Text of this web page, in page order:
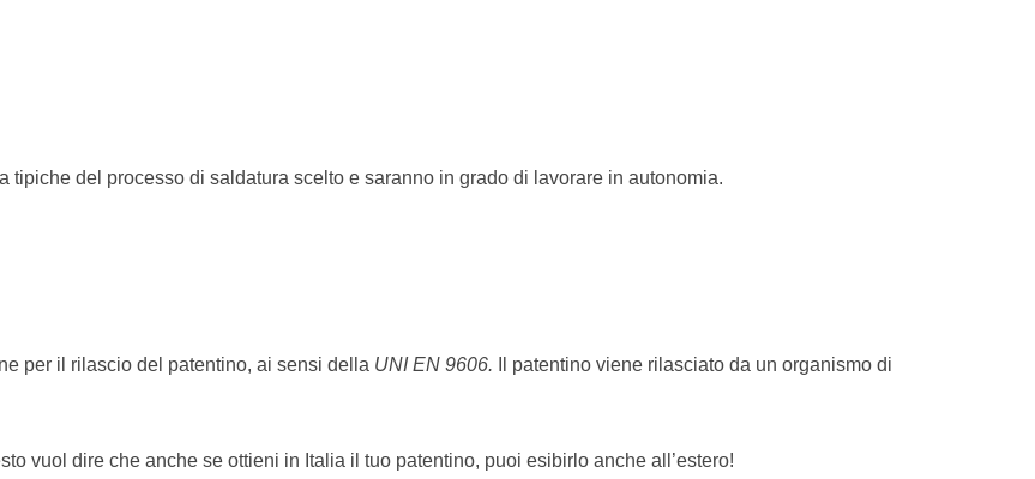
del processo di saldatura scelto e saranno in grado di lavorare in autonomia.
per il rilascio del patentino, ai sensi della UNI EN 9606.
Il patentino viene rilasciato da un organismo di
vuol dire che anche se ottieni in Italia il tuo patentino, puoi esibirlo anche all’estero!